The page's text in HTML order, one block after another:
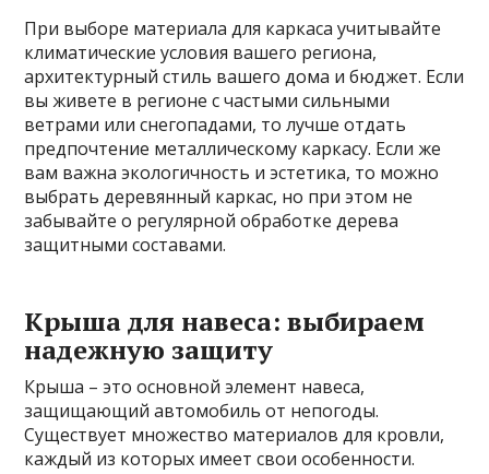
При выборе материала для каркаса учитывайте
климатические условия вашего региона,
архитектурный стиль вашего дома и бюджет. Если
вы живете в регионе с частыми сильными
ветрами или снегопадами, то лучше отдать
предпочтение металлическому каркасу. Если же
вам важна экологичность и эстетика, то можно
выбрать деревянный каркас, но при этом не
забывайте о регулярной обработке дерева
защитными составами.
Крыша для навеса: выбираем
надежную защиту
Крыша – это основной элемент навеса,
защищающий автомобиль от непогоды.
Существует множество материалов для кровли,
каждый из которых имеет свои особенности.